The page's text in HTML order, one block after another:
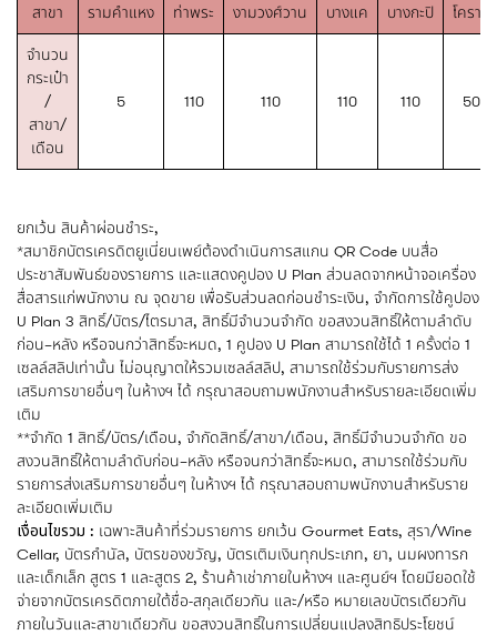
สาขา
รามคำแหง ท่าพระ งามวงศ์วาน บางแค บางกะปิ โคราช
จำนวน
กระเป๋า
/
สาขา/
เดือน
5 110 110 110 110 50
ยกเว้น สินค้าผ่อนชำระ,
*สมาชิกบัตรเครดิตยูเนี่ยนเพย์ต้องดำเนินการสแกน QR Code บนสื่อ
ประชาสัมพันธ์ของรายการ และแสดงคูปอง U Plan ส่วนลดจากหน้าจอเครื่อง
สื่อสารแก่พนักงาน ณ จุดขาย เพื่อรับส่วนลดก่อนชำระเงิน, จำกัดการใช้คูปอง
U Plan 3 สิทธิ์/บัตร/ไตรมาส, สิทธิ์มีจำนวนจำกัด ขอสงวนสิทธิ์ให้ตามลำดับ
ก่อน–หลัง หรือจนกว่าสิทธิ์จะหมด, 1 คูปอง U Plan สามารถใช้ได้ 1 ครั้งต่อ 1
เซลล์สลิปเท่านั้น ไม่อนุญาตให้รวมเซลล์สลิป, สามารถใช้ร่วมกับรายการส่ง
เสริมการขายอื่นๆ ในห้างฯ ได้ กรุณาสอบถามพนักงานสำหรับรายละเอียดเพิ่ม
เติม
**จำกัด 1 สิทธิ์/บัตร/เดือน, จำกัดสิทธิ์/สาขา/เดือน, สิทธิ์มีจำนวนจำกัด ขอ
สงวนสิทธิ์ให้ตามลำดับก่อน–หลัง หรือจนกว่าสิทธิ์จะหมด, สามารถใช้ร่วมกับ
รายการส่งเสริมการขายอื่นๆ ในห้างฯ ได้ กรุณาสอบถามพนักงานสำหรับราย
ละเอียดเพิ่มเติม
เงื่อนไขรวม : เฉพาะสินค้าที่ร่วมรายการ ยกเว้น Gourmet Eats, สุรา/Wine
Cellar, บัตรกำนัล, บัตรของขวัญ, บัตรเติมเงินทุกประเภท, ยา, นมผงทารก
และเด็กเล็ก สูตร 1 และสูตร 2, ร้านค้าเช่าภายในห้างฯ และศูนย์ฯ โดยมียอดใช้
จ่ายจากบัตรเครดิตภายใต้ชื่อ-สกุลเดียวกัน และ/หรือ หมายเลขบัตรเดียวกัน
ภายในวันและสาขาเดียวกัน ขอสงวนสิทธิ์ในการเปลี่ยนแปลงสิทธิประโยชน์